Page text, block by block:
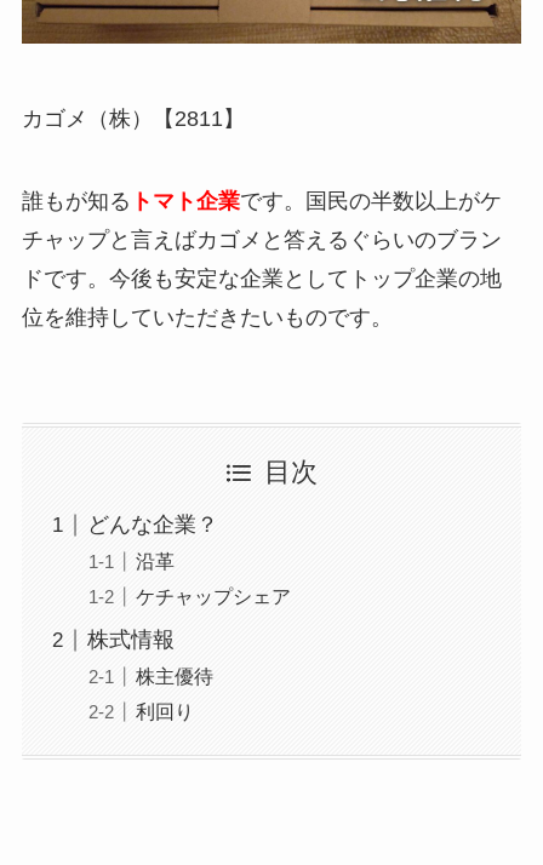
カゴメ（株）【2811】
誰もが知る トマト企業です。国民の半数以上がケ
チャップと言えばカゴメと答えるぐらいのブラン
ドです。今後も安定な企業としてトップ企業の地
位を維持していただきたいものです。
目次
どんな企業？
沿革
ケチャップシェア
株式情報
株主優待
利回り